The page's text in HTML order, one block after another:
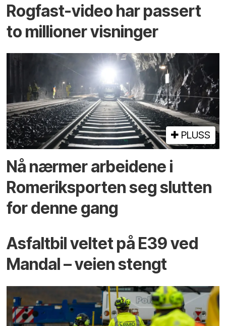
Rogfast-video har passert
to millioner visninger
PLUSS
Nå nærmer arbeidene i
Romeriksporten seg slutten
for denne gang
Asfaltbil veltet på E39 ved
Mandal – veien stengt